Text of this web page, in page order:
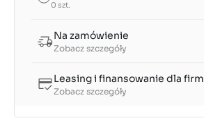
0 szt.
Na zamówienie
Zobacz szczegóły
Leasing i finansowanie dla firm
Zobacz szczegóły